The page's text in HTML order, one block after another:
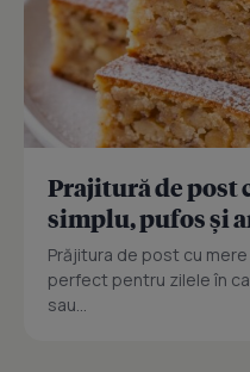
Prajitură de post
simplu, pufos și
Prăjitura de post cu
perfect pentru zilele în
sau...